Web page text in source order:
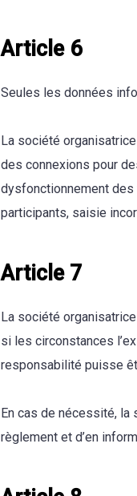
Article 6
Seules les données
La société
des connexions pour
dysfonctionnement
participants, saisie
Article 7
La société
si les circonstances
responsabilité puisse
En cas de nécessité,
règlement et d’en